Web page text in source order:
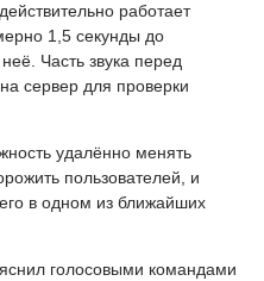
работает
1,5 секунды до
Часть звука перед
сервер для проверки
удалённо менять
пользователей, и
в одном из ближайших
голосовыми командами